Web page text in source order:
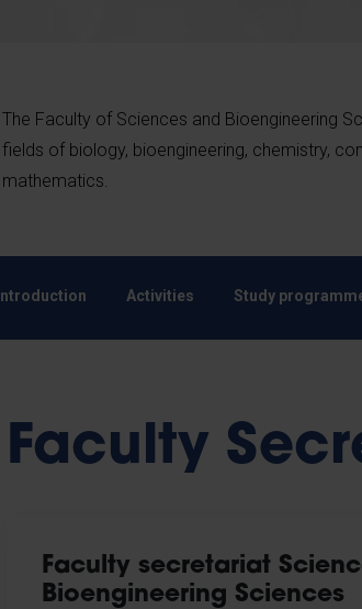
The Faculty of Sciences and Bioengineering
fields of biology, bioengineering, chemistry,
mathematics.
Introduction Activities Study
Faculty
Faculty secretariat
Bioengineering Sciences